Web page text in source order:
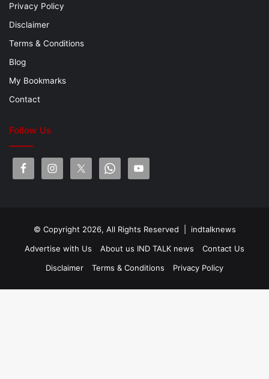
Privacy Policy
Disclaimer
Terms & Conditions
Blog
My Bookmarks
Contact
Follow Us
© Copyright 2026, All Rights Reserved | indtalknews
Advertise with Us
About us IND TALK news
Contact Us
Disclaimer
Terms & Conditions Privacy Policy